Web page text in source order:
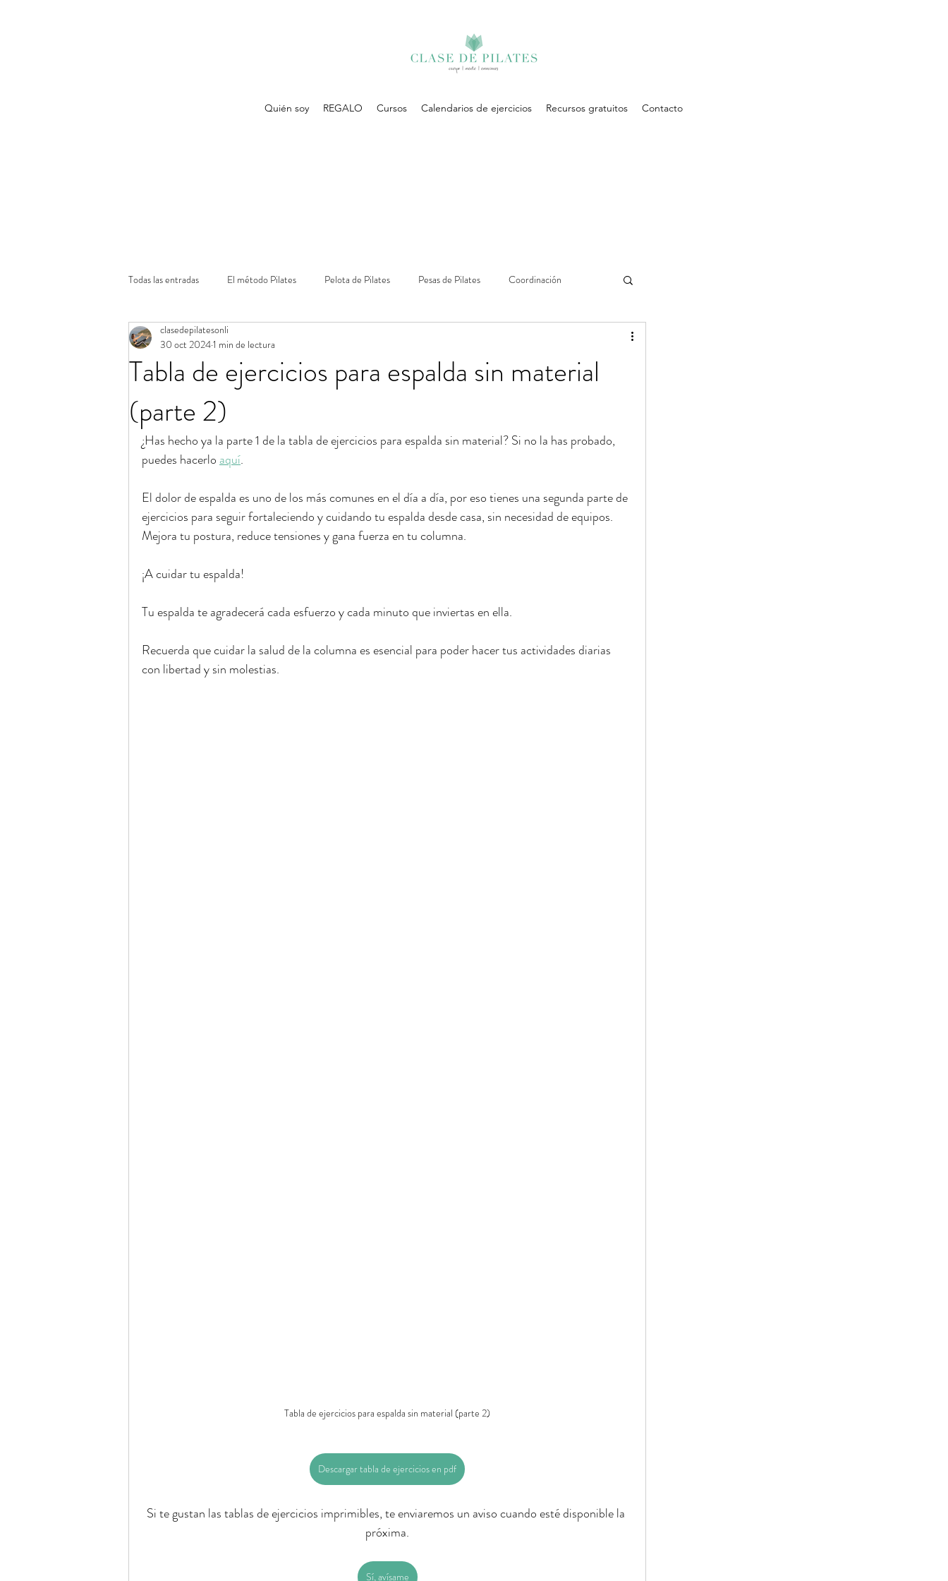
Quién soy REGALO Cursos Calendarios de ejercicios Recursos gratuitos Contacto
Todas las entradas El método Pilates Pelota de Pilates Pesas de Pilates Coordinación
Aro mágico de Pilates
Banda elástica de Pilates Consejos para una vida saludable
Tabla de ejercicios para espalda sin material
(parte 2)
clasedepilatesonli
30 oct 20241 min de lectura
¿Has hecho ya la parte 1 de la tabla de ejercicios para espalda sin material? Si no la has probado,
puedes hacerlo aquí.
El dolor de espalda es uno de los más comunes en el día a día, por eso tienes una segunda parte de
ejercicios para seguir fortaleciendo y cuidando tu espalda desde casa, sin necesidad de equipos.
Mejora tu postura, reduce tensiones y gana fuerza en tu columna.
¡A cuidar tu espalda!
Tu espalda te agradecerá cada esfuerzo y cada minuto que inviertas en ella.
Recuerda que cuidar la salud de la columna es esencial para poder hacer tus actividades diarias
con libertad y sin molestias.
Tabla de ejercicios para espalda sin material (parte 2)
Descargar tabla de ejercicios en pdf
Si te gustan las tablas de ejercicios imprimibles, te enviaremos un aviso cuando esté disponible la
próxima.
Sí, avísame